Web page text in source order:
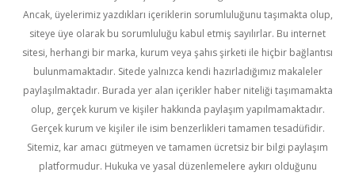
Ancak, üyelerimiz yazdıkları içeriklerin sorumluluğunu taşımakta olup,
siteye üye olarak bu sorumluluğu kabul etmiş sayılırlar. Bu internet
sitesi, herhangi bir marka, kurum veya şahıs şirketi ile hiçbir bağlantısı
bulunmamaktadır. Sitede yalnızca kendi hazırladığımız makaleler
paylaşılmaktadır. Burada yer alan içerikler haber niteliği taşımamakta
olup, gerçek kurum ve kişiler hakkında paylaşım yapılmamaktadır.
Gerçek kurum ve kişiler ile isim benzerlikleri tamamen tesadüfidir.
Sitemiz, kar amacı gütmeyen ve tamamen ücretsiz bir bilgi paylaşım
platformudur. Hukuka ve yasal düzenlemelere aykırı olduğunu